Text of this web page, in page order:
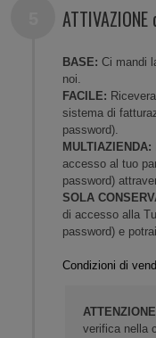
BASE: Ci mandi
noi.
FACILE:
sistema di
password).
MULTIAZIENDA:
accesso al tuo
password)
SOLA
di accesso alla
password) e
Condizioni di
verifica nella